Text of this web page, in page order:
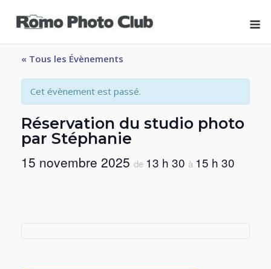
« Tous les Évènements
Cet évènement est passé.
Réservation du studio photo
par Stéphanie
15 novembre 2025 de 13 h 30 à 15 h 30